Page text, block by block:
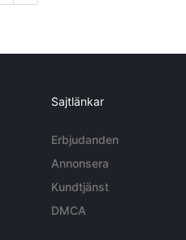
Sajtlänkar
Erbjudanden
Annonsera
Kundtjänst
DMCA